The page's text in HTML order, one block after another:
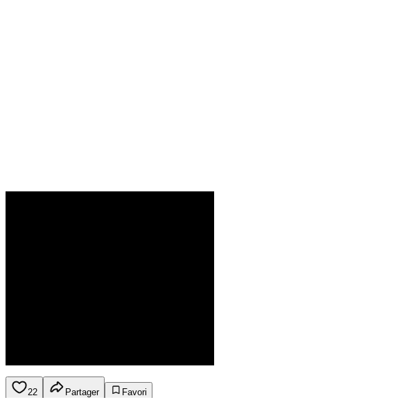
22 Partager
Favori